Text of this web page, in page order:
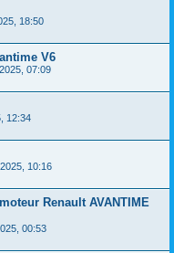
18:50
V6
07:09
12:34
10:16
Renault AVANTIME
00:53